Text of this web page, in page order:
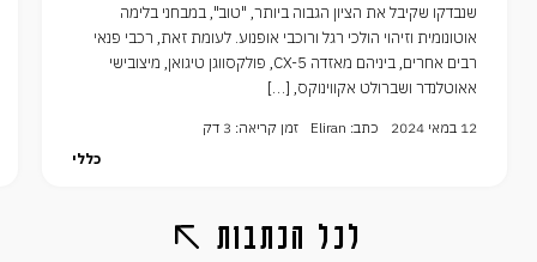
שנבדקו שקיבל את הציון הגבוה ביותר, "טוב", במבחני בלימה
אוטונומית וזיהוי הולכי רגל ורוכבי אופנוע. לעומת זאת, רכבי פנאי
רבים אחרים, ביניהם מאזדה CX-5, פולקסווגן טיגואן, מיצובישי
אאוטלנדר ושברולט אקווינוקס, […]
12 במאי 2024 כתב: Eliran
זמן קריאה: 3 דק
כללי
לכל הכתבות